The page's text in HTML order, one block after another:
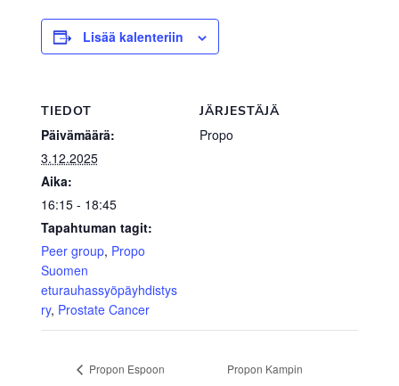
Lisää kalenteriin
TIEDOT
Päivämäärä:
3.12.2025
Aika:
16:15 - 18:45
Tapahtuman tagit:
Peer group, Propo
Suomen
eturauhassyöpäyhdistys
ry, Prostate Cancer
JÄRJESTÄJÄ
Propo
Propon Espoon
Propon Kampin